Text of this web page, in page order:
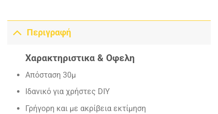
Περιγραφή
Χαρακτηριστικα & Οφελη
Απόσταση 30μ
Ιδανικό για χρήστες DIY
Γρήγορη και με ακρίβεια εκτίμηση